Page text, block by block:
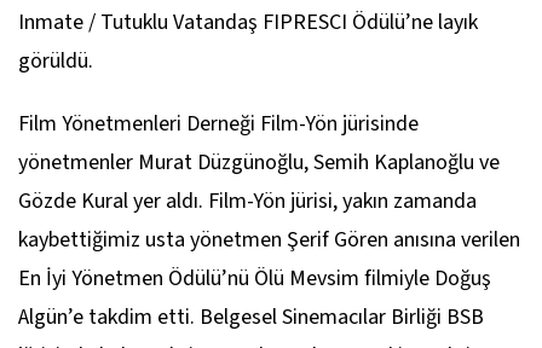
Inmate / Tutuklu Vatandaş FIPRESCI Ödülü’ne layık
görüldü.
Film Yönetmenleri Derneği Film-Yön jürisinde
yönetmenler Murat Düzgünoğlu, Semih Kaplanoğlu ve
Gözde Kural yer aldı. Film-Yön jürisi, yakın zamanda
kaybettiğimiz usta yönetmen Şerif Gören anısına verilen
En İyi Yönetmen Ödülü’nü Ölü Mevsim filmiyle Doğuş
Algün’e takdim etti. Belgesel Sinemacılar Birliği BSB